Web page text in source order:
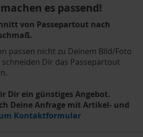
es passend!
von Passepartout nach
passen nicht zu Deinem Bild/Foto
Dir das Passepartout
Dir ein günstiges Angebot.
Deine Anfrage mit Artikel- und
Kontaktformular